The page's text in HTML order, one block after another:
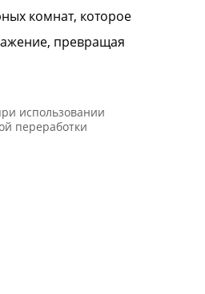
комнат, которое
превращая
использовании
переработки